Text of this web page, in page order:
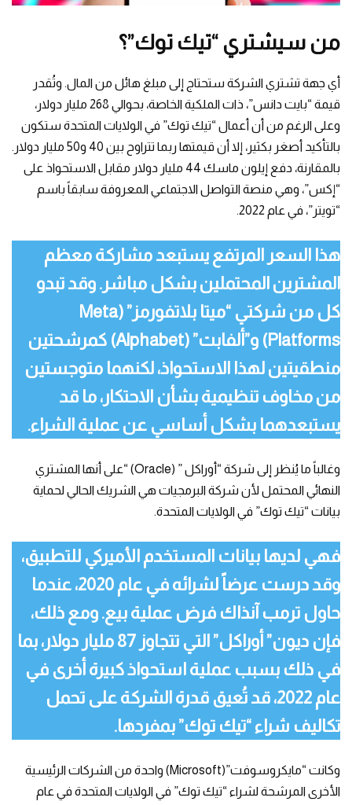
من سيشتري “تيك توك”؟
أي جهة تشتري الشركة ستحتاج إلى مبلغ هائل من المال. وتُقدر
قيمة “بايت دانس”، ذات الملكية الخاصة، بحوالي 268 مليار دولار،
وعلى الرغم من أن أعمال “تيك توك” في الولايات المتحدة ستكون
بالتأكيد أصغر بكثير، إلا أن قيمتها ربما تتراوح بين 40 و50 مليار دولار.
بالمقارنة، دفع إيلون ماسك 44 مليار دولار مقابل الاستحواذ على
“إكس”، وهي منصة التواصل الاجتماعي المعروفة سابقاً باسم
“تويتر”، في عام 2022.
هذا السعر المرتفع يستبعد مشاركة معظم
المشترين المحتملين بشكل مباشر. وقد تبدو
كل من شركتي “ميتا بلاتفورمز” (Meta
Platforms) و”ألفابت” (Alphabet) كمرشحتين
منطقيتين لهذا الاستحواذ، لكنهما متوجستين
من مخاوف تنظيمية بشأن الاحتكار، ما قد
يستبعدهما بشكل أساسي عن عملية الشراء.
وغالباً ما يُنظر إلى شركة “أوراكل ” (Oracle) “على أنها المشتري
النهائي المحتمل لأن شركة البرمجيات هي الشريك الحالي لحماية
بيانات “تيك توك” في الولايات المتحدة.
فهي لديها بيانات المستخدم الأميركي للتطبيق،
وقد درست عرضاً لشرائه في عام 2020، عندما
حاول ترمب آنذاك فرض عملية بيع. ومع ذلك،
فإن ديون” أوراكل” التي تتجاوز 87 مليار دولار، بما
في ذلك بسبب عملية استحواذ كبيرة أخرى في
عام 2022، قد تُعيق قدرة الشركة على تحمل
تكاليف شراء “تيك توك” بمفردها.
وكانت “مايكروسوفت”(Microsoft) واحدة من الشركات الرئيسية
الأخرى المرشحة لشراء “تيك توك” في الولايات المتحدة في عام